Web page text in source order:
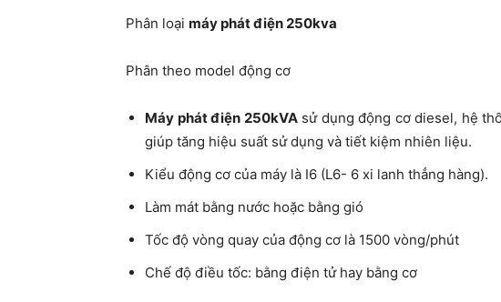
Phân loại máy phát điện 250kva
Phân theo model động cơ
Máy phát điện 250kVAsử dụng động cơ diesel, hệ
giúp tăng hiệu suất sử dụng và tiết kiệm nhiên liệu.
Kiểu động cơ của máy là I6 (L6- 6 xi lanh thẳng hàng).
Làm mát bằng nước hoặc bằng gió
Tốc độ vòng quay của động cơ là 1500 vòng/phút
Chế độ điều tốc: bằng điện tử hay bằng cơ